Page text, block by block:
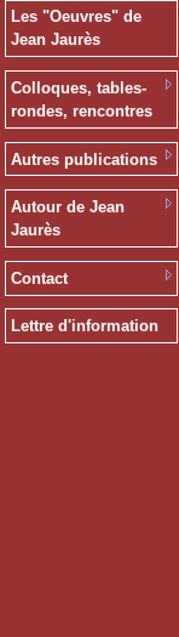
Les "Oeuvres" de
Jean Jaurès
Colloques, tables-
rondes, rencontres
Autres publications
Autour de Jean
Jaurès
Contact
Lettre d'information